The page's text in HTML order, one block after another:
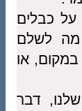
כבלים
מה לשלם
או
דבר